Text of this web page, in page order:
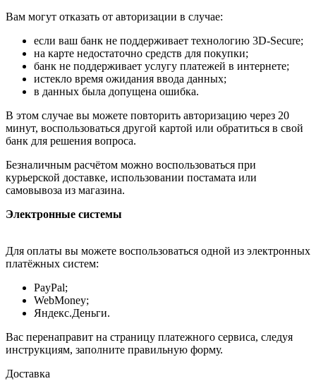
Вам могут отказать от авторизации в случае:
если ваш банк не поддерживает технологию 3D-Secure;
на карте недостаточно средств для покупки;
банк не поддерживает услугу платежей в интернете;
истекло время ожидания ввода данных;
в данных была допущена ошибка.
В этом случае вы можете повторить авторизацию через 20
минут, воспользоваться другой картой или обратиться в свой
банк для решения вопроса.
Безналичным расчётом можно воспользоваться при
курьерской доставке, использовании постамата или
самовывоза из магазина.
Электронные системы
Для оплаты вы можете воспользоваться одной из электронных
платёжных систем:
PayPal;
WebMoney;
Яндекс.Деньги.
Вас перенаправит на страницу платежного сервиса, следуя
инструкциям, заполните правильную форму.
Доставка